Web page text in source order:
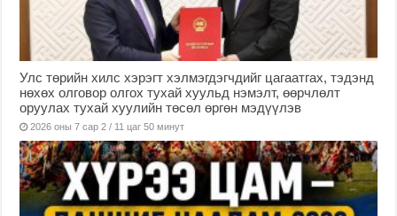
Улс төрийн хилс хэрэгт хэлмэгдэгчдийг цагаатгах, тэдэнд
нөхөх олговор олгох тухай хуульд нэмэлт, өөрчлөлт
оруулах тухай хуулийн төсөл өргөн мэдүүлэв
2026 оны 7 сар 2 / 11 цаг 50 минут